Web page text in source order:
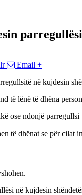
Email +
në kujdesin
të lënë të dhëna
ose ndonjë
të dhënat se për cilat
në kujdesin